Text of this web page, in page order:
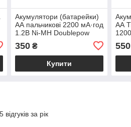
Акумулятори (батарейки)
АА пальчикові 2200 мА·год
1.2В Ni-MH Doublepow
350₴
Купити
АА
550
за рік